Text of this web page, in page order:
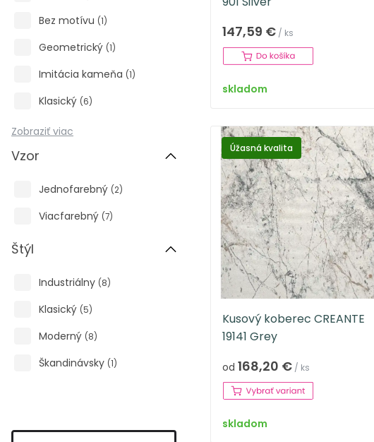
Bez motívu (1)
Geometrický (1)
Imitácia kameňa (1)
Klasický (6)
Zobraziť viac
Vzor
Jednofarebný (2)
Viacfarebný (7)
Štýl
Industriálny (8)
Klasický (5)
Moderný (8)
Škandinávsky (1)
147,59 € / ks
skladom
Kusový koberec CREANTE
19141 Grey
od 168,20 € / ks
skladom
Úžasná kvalita